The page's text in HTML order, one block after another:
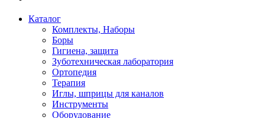
Каталог
Комплекты, Наборы
Боры
Гигиена, защита
Зуботехническая лаборатория
Ортопедия
Терапия
Иглы, шприцы для каналов
Инструменты
Оборудование